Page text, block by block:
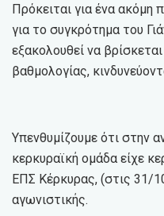
Πρόκειται για ένα ακόμη
για το συγκρότημα του
εξακολουθεί να
βαθμολογίας,
Υπενθυμίζουμε ότι στην
κερκυραϊκή ομάδα είχε
ΕΠΣ Κέρκυρας, (στις 31/
αγωνιστικής.